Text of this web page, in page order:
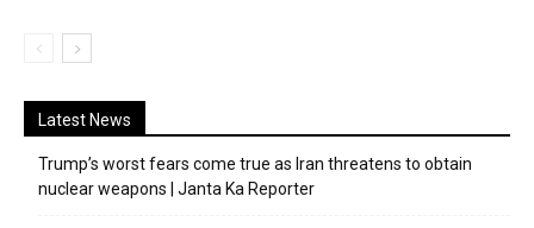
Latest News
Trump’s worst fears come true as Iran threatens to obtain
nuclear weapons | Janta Ka Reporter